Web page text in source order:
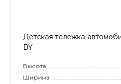
Детская тележка-
BY
Высота
Ширина